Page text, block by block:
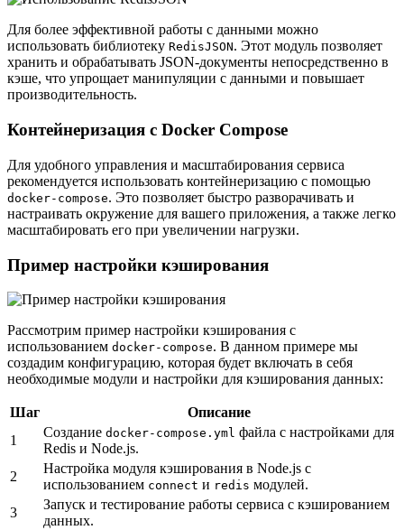
Для более эффективной работы с данными можно
использовать библиотеку RedisJSON. Этот модуль позволяет
хранить и обрабатывать JSON-документы непосредственно в
кэше, что упрощает манипуляции с данными и повышает
производительность.
Контейнеризация с Docker Compose
Для удобного управления и масштабирования сервиса
рекомендуется использовать контейнеризацию с помощью
docker-compose. Это позволяет быстро разворачивать и
настраивать окружение для вашего приложения, а также легко
масштабировать его при увеличении нагрузки.
Пример настройки кэширования
Рассмотрим пример настройки кэширования с
использованием docker-compose. В данном примере мы
создадим конфигурацию, которая будет включать в себя
необходимые модули и настройки для кэширования данных:
Шаг
Описание
1
Создание docker-compose.yml файла с настройками для
Redis и Node.js.
2
Настройка модуля кэширования в Node.js с
использованием connect и redis модулей.
3
Запуск и тестирование работы сервиса с кэшированием
данных.